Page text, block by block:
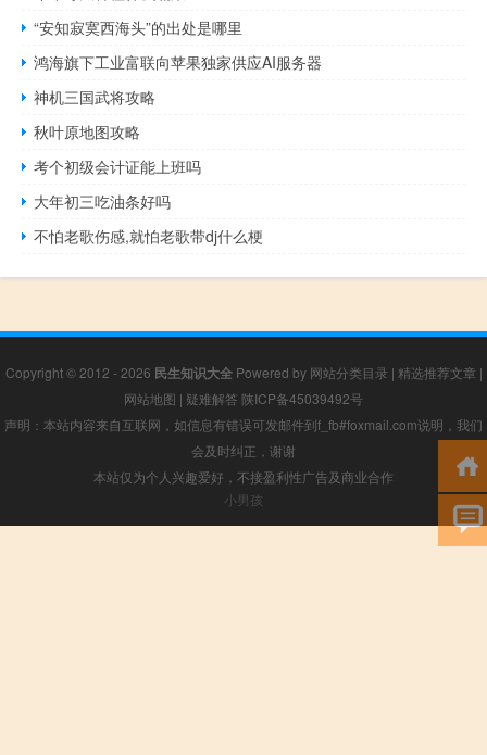
“安知寂寞西海头”的出处是哪里
鸿海旗下工业富联向苹果独家供应AI服务器
神机三国武将攻略
秋叶原地图攻略
考个初级会计证能上班吗
大年初三吃油条好吗
不怕老歌伤感,就怕老歌带dj什么梗
Copyright © 2012 - 2026 民生知识大全Powered by 网站分类目录 | 精选推荐文章 |
网站地图 | 疑难解答 陕ICP备45039492号
声明：本站内容来自互联网，如信息有错误可发邮件到f_fb#foxmail.com说明，我们
会及时纠正，谢谢
本站仅为个人兴趣爱好，不接盈利性广告及商业合作
小男孩